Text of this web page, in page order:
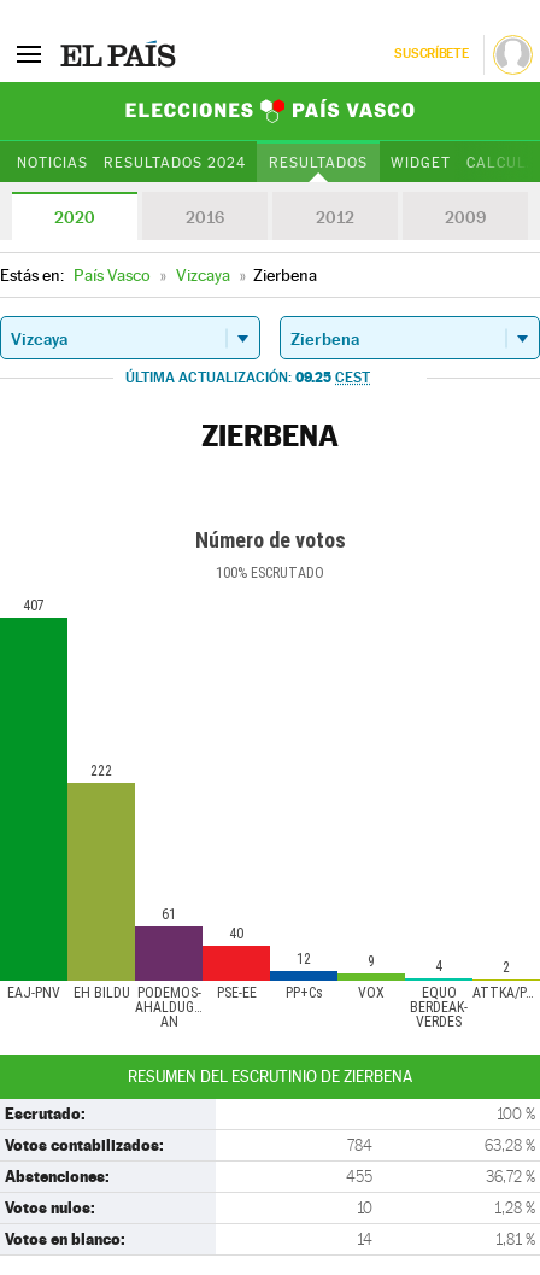
SUSCRÍBETE
NOTICIAS RESULTADOS 2024 RESULTADOS WIDGET
2020 2016 2012 2009
Estás en: País Vasco » Vizcaya » Zierbena
ÚLTIMA ACTUALIZACIÓN: 09.25 CEST
ZIERBENA
Número de votos
100% ESCRUTADO
EAJ-PNV EH BILDU
PODEMOS-
AHALDUGU/EZKER
AN
PSE-EE PP+Cs VOX
EQUO
BERDEAK-
VERDES
ATTKA/PACMA
407
222
61
40
12
9 4 2
RESUMEN DEL ESCRUTINIO DE ZIERBENA
Escrutado: 100 %
Votos contabilizados: 784 63,28 %
Abstenciones: 455 36,72 %
Votos nulos: 10 1,28 %
Votos en blanco: 14 1,81 %